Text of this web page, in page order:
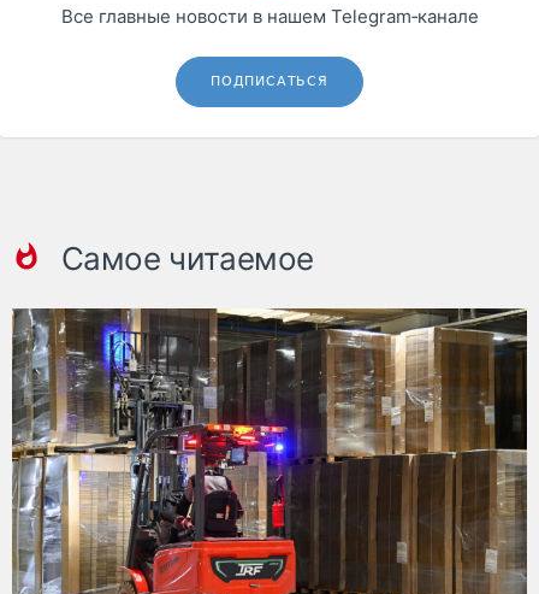
Спецтехника
Автосервис,
запчасти, шины
Дзен
Все главные новости в нашем Telegram‑канале
ПОДПИСАТЬСЯ
Самое читаемое